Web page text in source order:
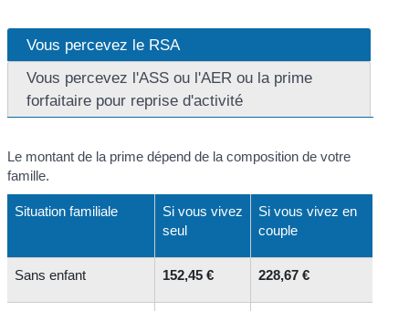
Vous percevez le RSA
Vous percevez l'ASS ou l'AER ou la prime
forfaitaire pour reprise d'activité
Le montant de la prime dépend de la composition de votre
famille.
Situation familiale
Si vous vivez
seul
Si vous vivez en
couple
Sans enfant 152,45 € 228,67 €